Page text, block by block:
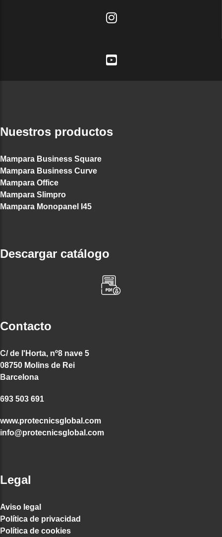
Nuestros productos
Mampara Business Square
Mampara Business Curve
Mampara Office
Mampara Slimpro
Mampara Monopanel I45
Descargar catálogo
Contacto
C/ de l'Horta, nº8 nave 5
08750 Molins de Rei
Barcelona
693 503 691
www.protecnicsglobal.com
info@protecnicsglobal.com
Legal
Aviso legal
Política de privacidad
Política de cookies